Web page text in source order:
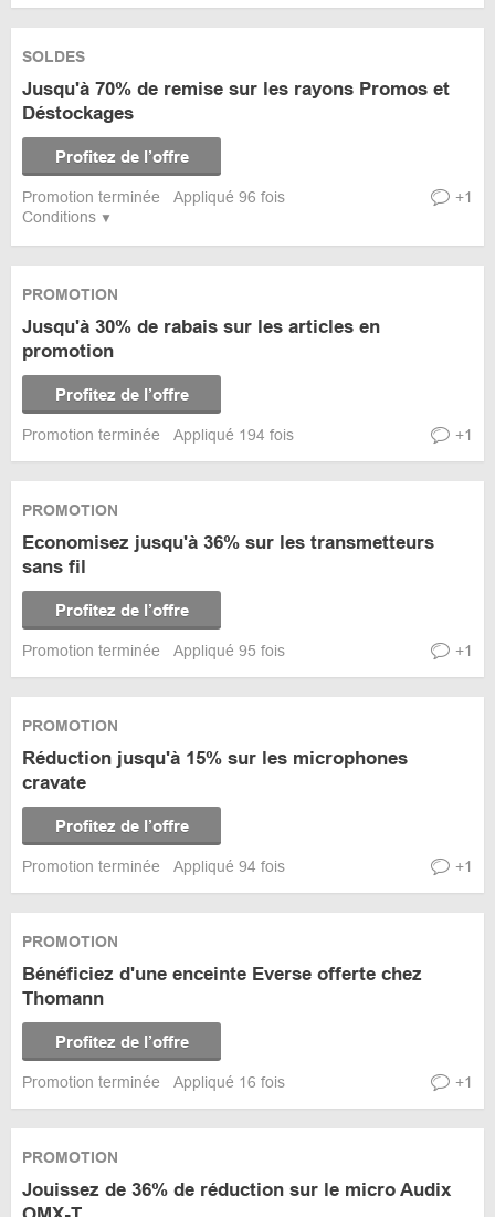
Conditions
SOLDES
Jusqu'à 70% de remise sur les rayons Promos et
Déstockages
Profitez de l’offre
Promotion terminée Appliqué 96 fois +1
PROMOTION
Jusqu'à 30% de rabais sur les articles en
promotion
Profitez de l’offre
Promotion terminée Appliqué 194 fois +1
PROMOTION
Economisez jusqu'à 36% sur les transmetteurs
sans fil
Profitez de l’offre
Promotion terminée Appliqué 95 fois +1
PROMOTION
Réduction jusqu'à 15% sur les microphones
cravate
Profitez de l’offre
Promotion terminée Appliqué 94 fois +1
PROMOTION
Bénéficiez d'une enceinte Everse offerte chez
Thomann
Profitez de l’offre
Promotion terminée Appliqué 16 fois +1
PROMOTION
Jouissez de 36% de réduction sur le micro Audix